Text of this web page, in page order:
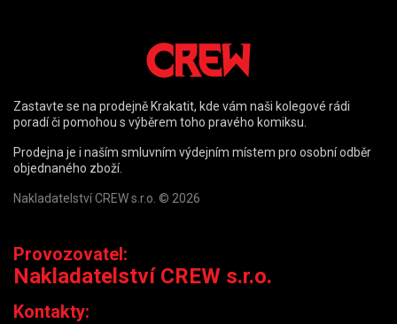
Zastavte se na prodejně Krakatit, kde vám naši kolegové rádi
poradí či pomohou s výběrem toho pravého komiksu.
Prodejna je i naším smluvním výdejním místem pro osobní odběr
objednaného zboží.
Nakladatelství CREW s.r.o. © 2026
Provozovatel:
Nakladatelství CREW s.r.o.
Kontakty: